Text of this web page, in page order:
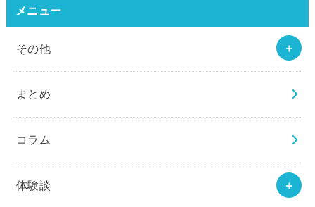
メニュー
その他
まとめ
コラム
体験談